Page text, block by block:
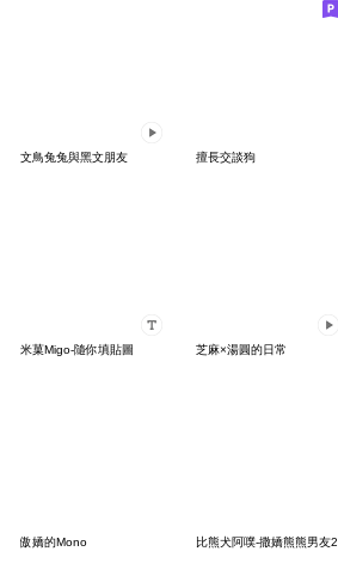
文鳥兔兔與黑文朋友 擅長交談狗
米菓Migo-隨你填貼圖 芝麻×湯圓的日常
傲嬌的Mono 比熊犬阿噗-撒嬌熊熊男友2